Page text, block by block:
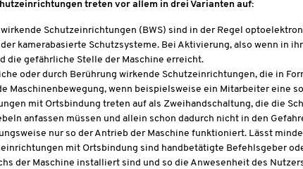
treten vor allem in drei Varianten auf:
Schutzeinrichtungen (BWS) sind in der Regel
kamerabasierte Schutzsysteme. Bei Aktivierung, also wenn in
die gefährliche Stelle der Maschine erreicht.
oder durch Berührung wirkende Schutzeinrichtungen, die in
Maschinenbewegung, wenn beispielsweise ein Mitarbeiter eine
mit Ortsbindung treten auf als Zweihandschaltung, die die
anfassen müssen und allein schon dadurch nicht in den
nur so der Antrieb der Maschine funktioniert. Lässt
mit Ortsbindung sind handbetätigte Befehlsgeber
der Maschine installiert sind und so die Anwesenheit des